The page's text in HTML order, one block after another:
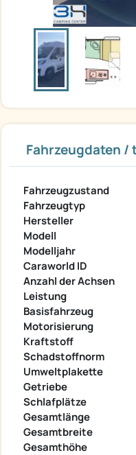
Fahrzeugdaten /
Fahrzeugzustand
Fahrzeugtyp
Hersteller
Modell
Modelljahr
Caraworld ID
Anzahl der Achsen
Leistung
Basisfahrzeug
Motorisierung
Kraftstoff
Schadstoffnorm
Umweltplakette
Getriebe
Schlafplätze
Gesamtlänge
Gesamtbreite
Gesamthöhe